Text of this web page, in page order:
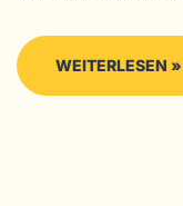
WEITERLESEN »